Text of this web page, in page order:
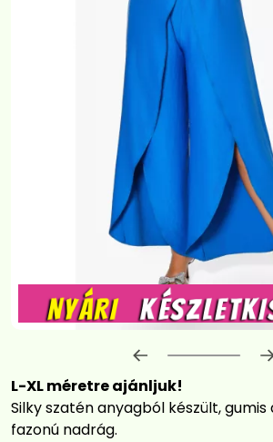
Előrehaladás:
L-XL méretre ajánljuk!
Silky szatén anyagból készült,
fazonú nadrág.